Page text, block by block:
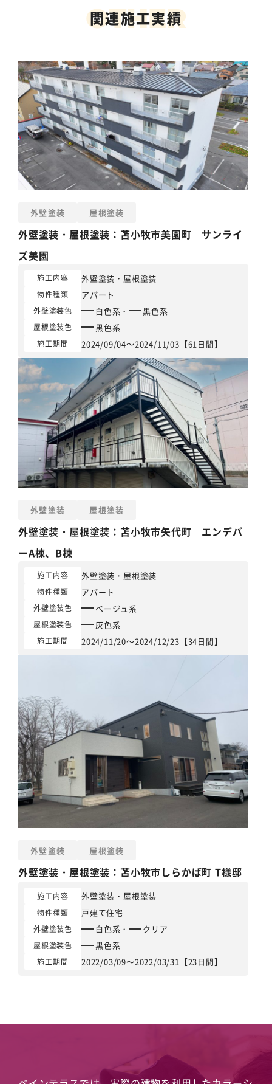
OTHER
関連施工実績
外壁塗装 屋根塗装
外壁塗装 ・ 屋根塗装 ：苫小牧市美園町 サンライ
ズ美園
施工内容 外壁塗装 ・ 屋根塗装
物件種類 アパート
外壁塗装色 白色系 ・ 黒色系
屋根塗装色 黒色系
施工期間 2024/09/04～2024/11/03【61日間】
外壁塗装 屋根塗装
外壁塗装 ・ 屋根塗装 ：苫小牧市矢代町 エンデバ
ーA棟、B棟
施工内容 外壁塗装 ・ 屋根塗装
物件種類 アパート
外壁塗装色 ベージュ系
屋根塗装色 灰色系
施工期間 2024/11/20～2024/12/23【34日間】
外壁塗装 屋根塗装
外壁塗装 ・ 屋根塗装 ：苫小牧市しらかば町 T様邸
施工内容 外壁塗装 ・ 屋根塗装
物件種類 戸建て住宅
外壁塗装色 白色系 ・ クリア
屋根塗装色 黒色系
施工期間 2022/03/09～2022/03/31【23日間】